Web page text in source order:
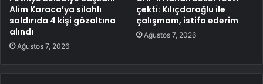
Alim Karaca’ya silahlı
saldırıda 4 kişi gözaltına
alındı
Ağustos 7, 2026
çekti: Kılıçdaroğlu ile
çalışmam, istifa ederim
Ağustos 7, 2026